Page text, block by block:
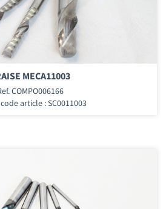
MECA11003
COMPO006166
article : SC0011003